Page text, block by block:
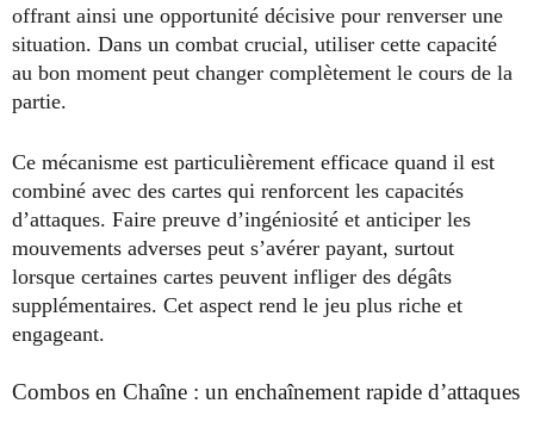
offrant ainsi une opportunité décisive pour renverser une
situation. Dans un combat crucial, utiliser cette capacité
au bon moment peut changer complètement le cours de la
partie.
Ce mécanisme est particulièrement efficace quand il est
combiné avec des cartes qui renforcent les capacités
d’attaques. Faire preuve d’ingéniosité et anticiper les
mouvements adverses peut s’avérer payant, surtout
lorsque certaines cartes peuvent infliger des dégâts
supplémentaires. Cet aspect rend le jeu plus riche et
engageant.
Combos en Chaîne : un enchaînement rapide d’attaques